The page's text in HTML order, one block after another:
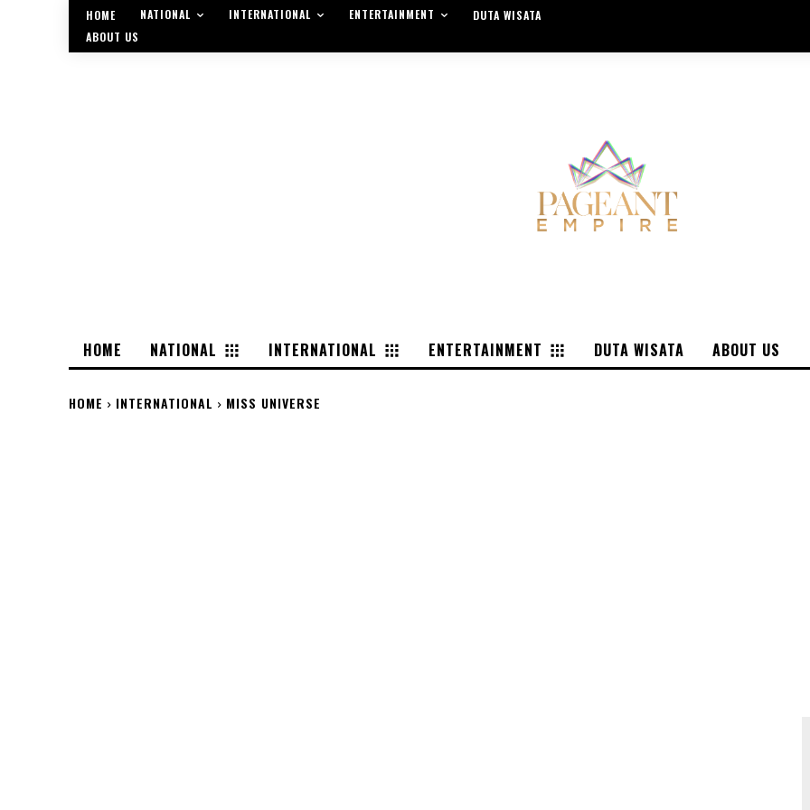
HOME NATIONAL INTERNATIONAL ENTERTAINMENT
DUTA WISATA
ABOUT US
HOME NATIONAL INTERNATIONAL ENTERTAINMENT DUTA WISATA ABOUT US
HOME INTERNATIONAL MISS UNIVERSE